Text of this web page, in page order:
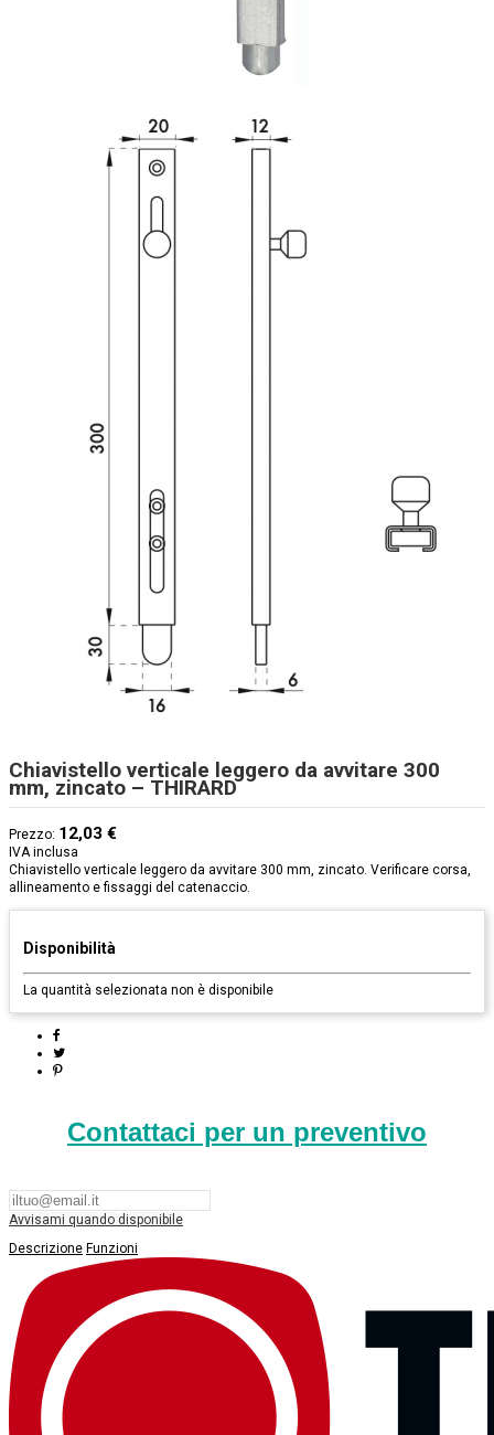
Chiavistello verticale leggero da avvitare 300
mm, zincato – THIRARD
Prezzo: 12,03 €
IVA inclusa
Chiavistello verticale leggero da avvitare 300 mm, zincato. Verificare corsa,
allineamento e fissaggi del catenaccio.
Disponibilità
La quantità selezionata non è disponibile
Contattaci per un preventivo
Avvisami quando disponibile
Descrizione Funzioni